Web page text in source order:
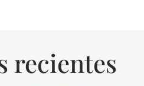
recientes